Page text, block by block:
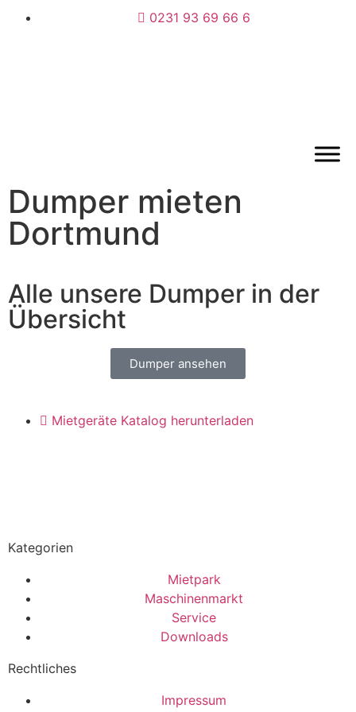
0231 93 69 66 6
Dumper mieten
Dortmund
Alle unsere Dumper in der
Übersicht
Dumper ansehen
Mietgeräte Katalog herunterladen
Kategorien
Mietpark
Maschinenmarkt
Service
Downloads
Rechtliches
Impressum